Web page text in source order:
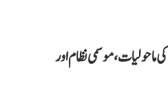
ماحولیات، موسمی نظام اور